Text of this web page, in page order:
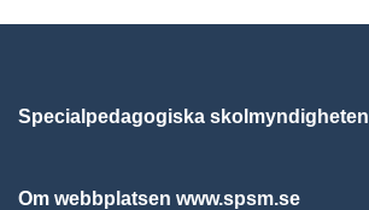
Specialpedagogiska skolmyndigheten
Om webbplatsen www.spsm.se